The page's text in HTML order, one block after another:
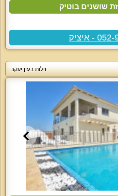
שושנים בוטיק
- איציק
וילות בעין יעקב